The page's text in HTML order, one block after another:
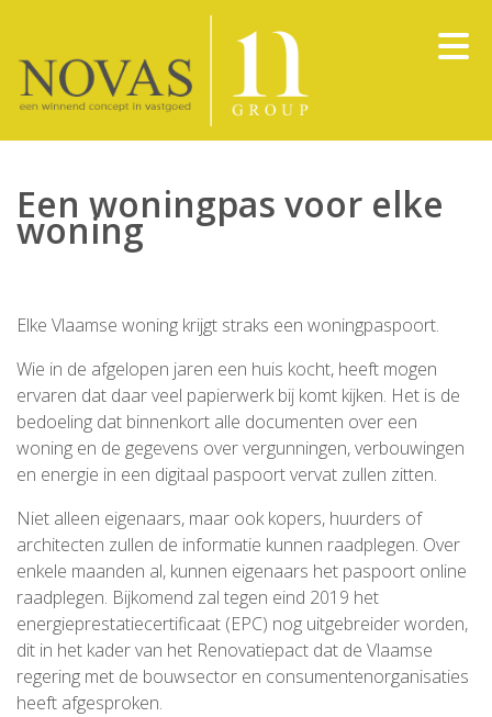
Een woningpas voor elke
woning
Elke Vlaamse woning krijgt straks een woningpaspoort.
Wie in de afgelopen jaren een huis kocht, heeft mogen
ervaren dat daar veel papierwerk bij komt kijken. Het is de
bedoeling dat binnenkort alle documenten over een
woning en de gegevens over vergunningen, verbouwingen
en energie in een digitaal paspoort vervat zullen zitten.
Niet alleen eigenaars, maar ook kopers, huurders of
architecten zullen de informatie kunnen raadplegen. Over
enkele maanden al, kunnen eigenaars het paspoort online
raadplegen. Bijkomend zal tegen eind 2019 het
energieprestatiecertificaat (EPC) nog uitgebreider worden,
dit in het kader van het Renovatiepact dat de Vlaamse
regering met de bouwsector en consumentenorganisaties
heeft afgesproken.